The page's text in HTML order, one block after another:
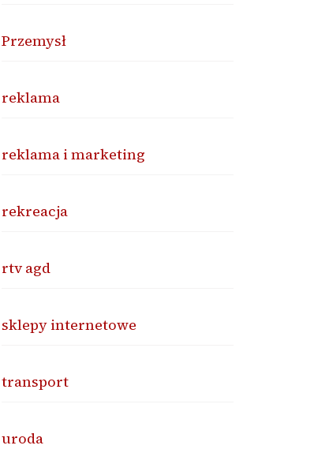
Przemysł
reklama
reklama i marketing
rekreacja
rtv agd
sklepy internetowe
transport
uroda